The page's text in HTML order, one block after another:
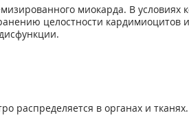
миокарда. В условиях
целостности
распределяется в органах и